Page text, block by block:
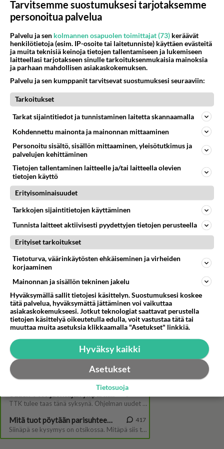
Stallone meinasi heittää
henkensä kuvauksissa - Rocky
tykitti tykimmin kasarilla
Tube-tähti Miska MH
viidakossa askeettisissa
oloissa - Oliko näitä ikävä
Selviytyjät-kisassa?
Tarvitsemme suostumuksesi tarjotaksemme
personoitua palvelua
Palvelu ja sen kolmannen osapuolen toimittajat (73) keräävät
henkilötietoja (esim. IP-osoite tai laitetunniste) käyttäen evästeitä
ja muita teknisiä keinoja tietojen tallentamiseen ja lukemiseen
laitteellasi tarjotakseen sinulle tarkoituksenmukaisia mainoksia
ja parhaan mahdollisen asiakaskokemuksen.
Palvelu ja sen kumppanit tarvitsevat suostumuksesi seuraaviin:
Tarkoitukset
Tarkat sijaintitiedot ja tunnistaminen laitetta skannaamalla
Kohdennettu mainonta ja mainonnan mittaaminen
Personoitu sisältö, sisällön mittaaminen, yleisötutkimus ja
palvelujen kehittäminen
Tietojen tallentaminen laitteelle ja/tai laitteella olevien
tietojen käyttö
Erityisominaisuudet
Tarkkojen sijaintitietojen käyttäminen
Tunnista laitteet aktiivisesti pyydettyjen tietojen perusteella
Erityiset tarkoitukset
Tietoturva, väärinkäytösten ehkäiseminen ja virheiden
korjaaminen
Mainonnan ja sisällön tekninen jakelu
Hyväksymällä sallit tietojesi käsittelyn. Suostumuksesi koskee
tätä palvelua, hyväksymättä jättäminen voi vaikuttaa
asiakaskokemukseesi. Jotkut teknologiat saattavat perustella
tietojen käsittelyä oikeutetulla edulla, voit vastustaa tätä tai
muuttaa muita asetuksia klikkaamalla "Asetukset" linkkiä.
Hyväksy kaikki
Asetukset
Tietosuoja